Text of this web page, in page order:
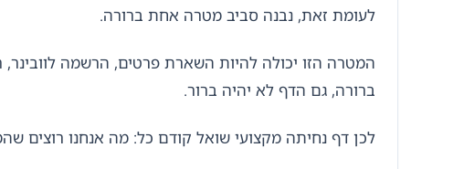
לעומת זאת, נבנה סביב מטרה אחת ברורה.
המטרה הזו יכולה להיות השארת פרטים, הרשמה
ברורה, גם הדף לא יהיה ברור.
לכן דף נחיתה מקצועי שואל קודם כל: מה אנחנו רוצים